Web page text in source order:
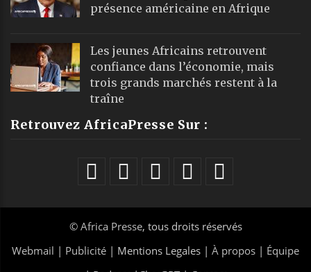
présence américaine en Afrique
Les jeunes Africains retrouvent
confiance dans l’économie, mais
trois grands marchés restent à la
traîne
Retrouvez AfricaPresse Sur :
© Africa Presse, tous droits réservés
Webmail | Publicité | Mentions Legales | À propos | Équipe